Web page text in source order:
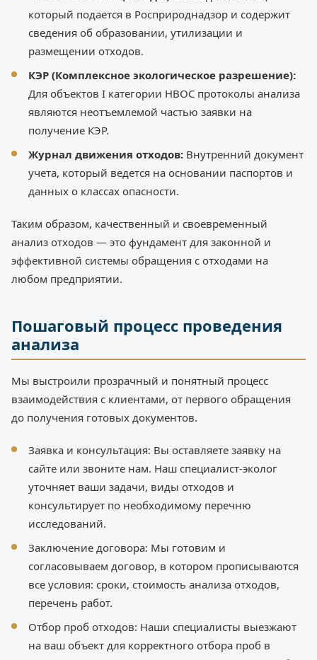
который подается в Росприроднадзор и содержит
сведения об образовании, утилизации и
размещении отходов.
КЭР (Комплексное экологическое разрешение):
Для объектов I категории НВОС протоколы анализа
являются неотъемлемой частью заявки на
получение КЭР.
Журнал движения отходов: Внутренний документ
учета, который ведется на основании паспортов и
данных о классах опасности.
Таким образом, качественный и своевременный
анализ отходов — это фундамент для законной и
эффективной системы обращения с отходами на
любом предприятии.
Пошаговый процесс проведения
анализа
Мы выстроили прозрачный и понятный процесс
взаимодействия с клиентами, от первого обращения
до получения готовых документов.
Заявка и консультация: Вы оставляете заявку на
сайте или звоните нам. Наш специалист-эколог
уточняет ваши задачи, виды отходов и
консультирует по необходимому перечню
исследований.
Заключение договора: Мы готовим и
согласовываем договор, в котором прописываются
все условия: сроки, стоимость анализа отходов,
перечень работ.
Отбор проб отходов: Наши специалисты выезжают
на ваш объект для корректного отбора проб в